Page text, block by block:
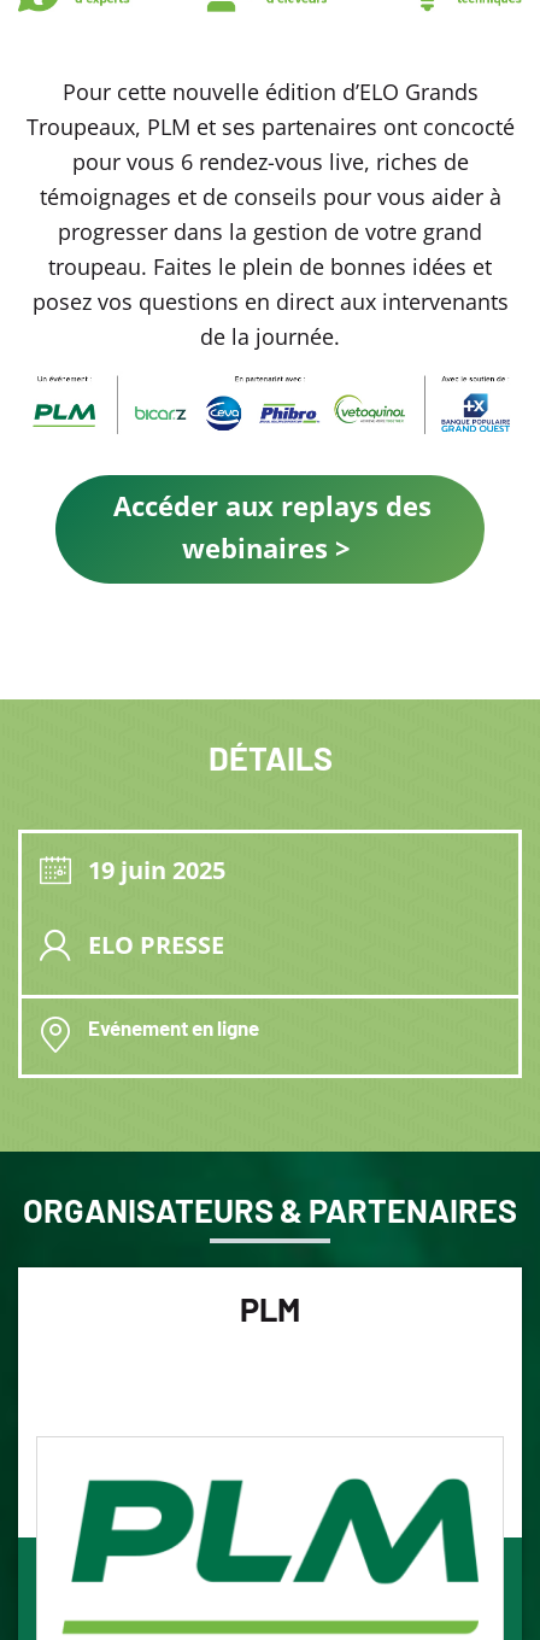
Pour cette nouvelle édition d’ELO Grands
Troupeaux, PLM et ses partenaires ont concocté
pour vous 6 rendez-vous live, riches de
témoignages et de conseils pour vous aider à
progresser dans la gestion de votre grand
troupeau. Faites le plein de bonnes idées et
posez vos questions en direct aux intervenants
de la journée.
Accéder aux replays des
webinaires >
DÉTAILS
19 juin 2025
ELO PRESSE
Evénement en ligne
ORGANISATEURS & PARTENAIRES
PLM